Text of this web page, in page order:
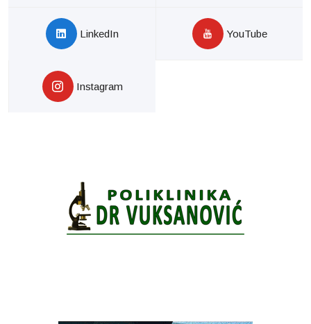
LinkedIn YouTube
Instagram